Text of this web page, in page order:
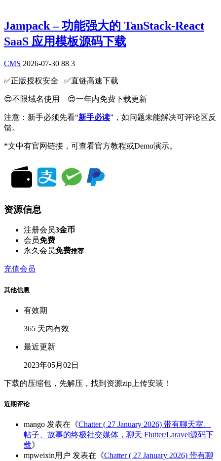
Jampack – 功能强大的 TanStack-React
SaaS 应用模板源码下载
CMS 2026-07-30 88 3
✅️正版授权安全 ✅️直链高速下载
😍不限域名使用 😍一年内免费下载更新
注意：新手必须先看“新手必读”，如问题未能解决可评论区反
馈。
*文中有官网链接，可查看官方教程或Demo演示。
资源信息
注册会员3金币
会员免费
永久会员免费推荐
充值会员
其他信息
有效期
365 天内有效
最近更新
2023年05月02日
下载的压缩包，先解压，找到资源zip上传安装！
近期评论
mango 发表在《Chatter ( 27 January 2026) 带有聊天室、
帖子、故事的终极社交媒体，聊天 Flutter/Laravel源码下
载》
mpweixin用户 发表在《Chatter ( 27 January 2026) 带有聊